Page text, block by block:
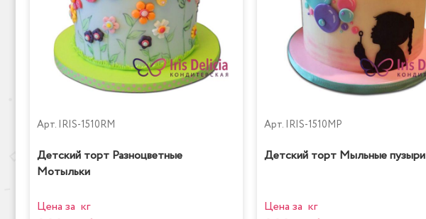
Арт. IRIS-1510RM
Детский торт Разноцветные
Мотыльки
Цена за кг
Арт. IRIS-1510MP
Детский торт Мыльные пузыри
Цена за кг